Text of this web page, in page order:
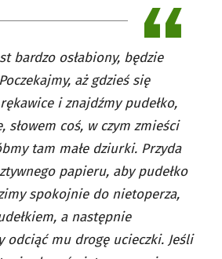
bardzo osłabiony, będzie
aż gdzieś się
i znajdźmy pudełko,
coś, w czym zmieści
tam małe dziurki. Przyda
papieru, aby pudełko
spokojnie do nietoperza,
a następnie
odciąć mu drogę ucieczki. Jeśli